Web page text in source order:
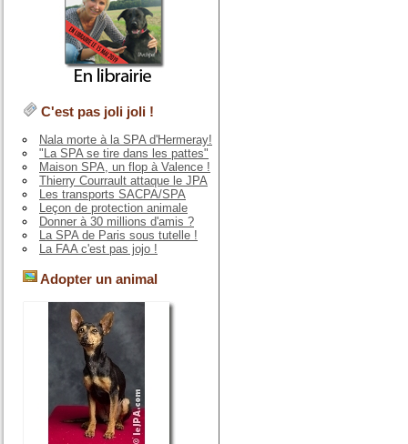
C'est pas joli joli !
Nala morte à la SPA d'Hermeray!
"La SPA se tire dans les pattes"
Maison SPA, un flop à Valence !
Thierry Courrault attaque le JPA
Les transports SACPA/SPA
Leçon de protection animale
Donner à 30 millions d'amis ?
La SPA de Paris sous tutelle !
La FAA c'est pas jojo !
Adopter un animal